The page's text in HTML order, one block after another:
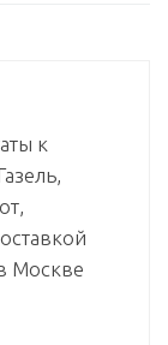
к
Москве